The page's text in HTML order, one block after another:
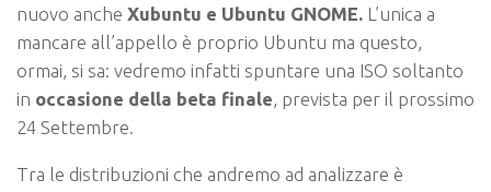
nuovo anche Xubuntu e Ubuntu GNOME. L’unica a
mancare all’appello è proprio Ubuntu ma questo,
ormai, si sa: vedremo infatti spuntare una ISO soltanto
in occasione della beta finale, prevista per il prossimo
24 Settembre.
Tra le distribuzioni che andremo ad analizzare è